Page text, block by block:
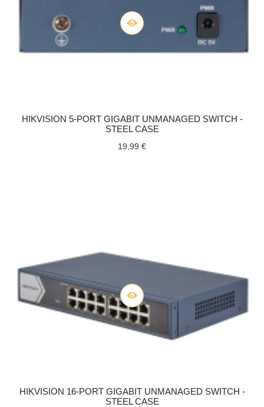
HIKVISION 5-PORT GIGABIT UNMANAGED SWITCH -
STEEL CASE
19,99 €
HIKVISION 16-PORT GIGABIT UNMANAGED SWITCH -
STEEL CASE